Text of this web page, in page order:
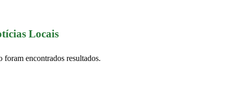
Locais
foram encontrados resultados.